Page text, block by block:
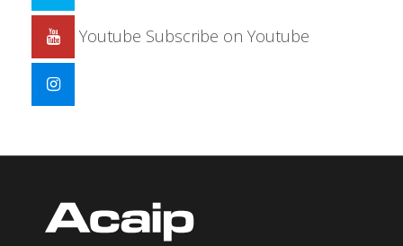
Youtube Subscribe on Youtube